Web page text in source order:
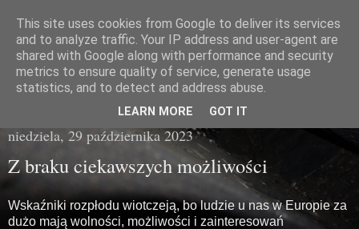
Miasto Gówna
brzydka prawda z poziomu chodnika
niedziela, 29 października 2023
Z braku ciekawszych możliwości
Wskaźniki rozpłodu wiotczeją, bo ludzie u nas w Europie za
dużo mają wolności, możliwości i zainteresowań
This site uses cookies from Google to deliver its services
and to analyze traffic. Your IP address and user-agent are
shared with Google along with performance and security
metrics to ensure quality of service, generate usage
statistics, and to detect and address abuse.
LEARN MORE GOT IT